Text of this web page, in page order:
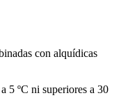
con alquídicas
5 ºC ni superiores a 30